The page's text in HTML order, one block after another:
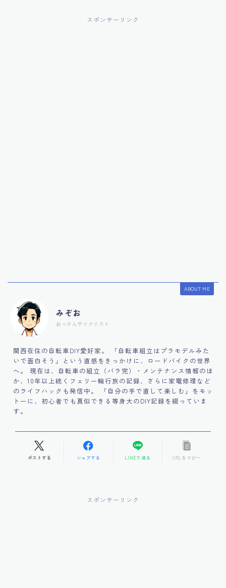
スポンサーリンク
ABOUT ME
みぞお
おっさんサイクリスト
関西在住の自転車DIY愛好家。 「自転車組立はプラモデルみた
いで面白そう」という直感をきっかけに、ロードバイクの世界
へ。 現在は、自転車の組立（バラ完）・メンテナンス情報のほ
か、10年以上続くフェリー輪行旅の記録、さらに家電修理など
のライフハックも発信中。 「自分の手で直して楽しむ」をモッ
トーに、初心者でも真似できる等身大のDIY記録を綴っていま
す。
ポストする シェアする LINEで送る URLをコピー
スポンサーリンク